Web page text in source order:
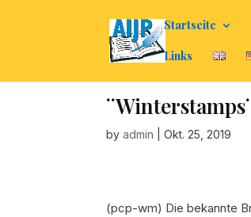
Startseite
Links
byadmin |Okt. 25, 2019
(pcp-wm) Die bekannte